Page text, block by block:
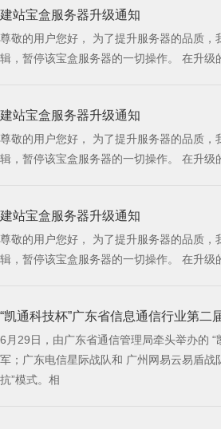
建站宝盒服务器升级通知
尊敬的用户您好， 为了提升服务器的品质，我司决定在2018-07-20号21时针对建站宝盒服务器s138.nicebox.cn进行升级，预计此次升级耗时3小时， 在升级过程中，s138.nicebox.cn宝盒服务器将会暂停登录以及编
建站宝盒服务器升级通知
尊敬的用户您好， 为了提升服务器的品质，我司决定在2018-07-14号21时针对建站宝盒服务器s143.nicebox.cn进行升级，预计此次升级耗时3小时， 在升级过程中，s143.nicebox.cn宝盒服务器将会暂停登录以及编
建站宝盒服务器升级通知
尊敬的用户您好， 为了提升服务器的品质
“凯通科技杯”广东省信息通信行业第二
6月29日，由广东省通信管理局牵头举办的 “凯通科技杯”广东省信息通信行
军；广东电信星际战队和 广州网易云易盾战队分别夺得通信企业组和互联网企业组冠军。 精英齐聚，龙争虎斗 本次大赛分设个人赛及团队赛，个人赛决赛采用“理论答题30%+CTF实操70%”模式；团队赛采用“攻防对
抗”模式。相